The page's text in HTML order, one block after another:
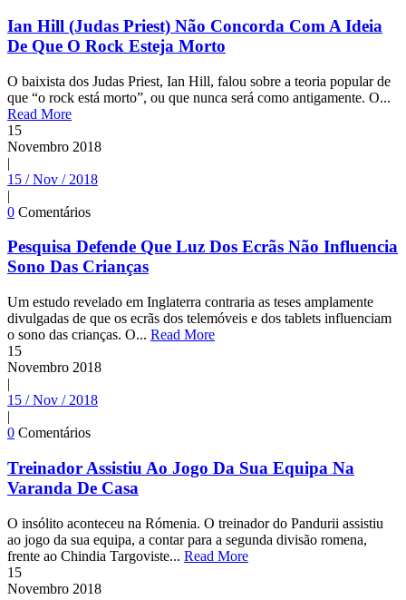
Ian Hill (Judas Priest) Não Concorda Com A Ideia
De Que O Rock Esteja Morto
O baixista dos Judas Priest, Ian Hill, falou sobre a teoria popular de
que “o rock está morto”, ou que nunca será como antigamente. O...
Read More
15
Novembro 2018
|
15 / Nov / 2018
|
0 Comentários
Pesquisa Defende Que Luz Dos Ecrãs Não Influencia
Sono Das Crianças
Um estudo revelado em Inglaterra contraria as teses amplamente
divulgadas de que os ecrãs dos telemóveis e dos tablets influenciam
o sono das crianças. O... Read More
15
Novembro 2018
|
15 / Nov / 2018
|
0 Comentários
Treinador Assistiu Ao Jogo Da Sua Equipa Na
Varanda De Casa
O insólito aconteceu na Rómenia. O treinador do Pandurii assistiu
ao jogo da sua equipa, a contar para a segunda divisão romena,
frente ao Chindia Targoviste... Read More
15
Novembro 2018